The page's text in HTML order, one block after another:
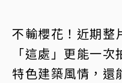
不輸櫻花！近期整
「這處」更能一
特色建築風情，還